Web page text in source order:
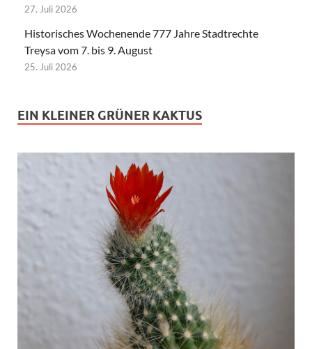
27. Juli 2026
Historisches Wochenende 777 Jahre Stadtrechte
Treysa vom 7. bis 9. August
25. Juli 2026
EIN KLEINER GRÜNER KAKTUS